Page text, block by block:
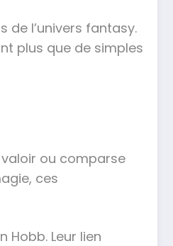
de l’univers fantasy.
plus que de simples
ou comparse
ces
Hobb. Leur lien